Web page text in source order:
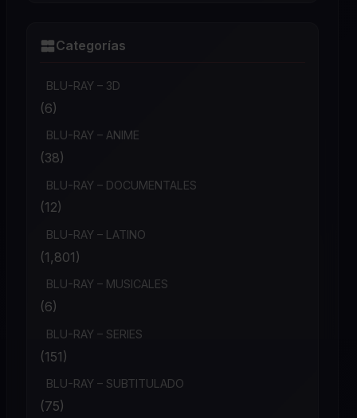
Categorías
BLU-RAY – 3D
(6)
BLU-RAY – ANIME
(38)
BLU-RAY – DOCUMENTALES
(12)
BLU-RAY – LATINO
(1,801)
BLU-RAY – MUSICALES
(6)
BLU-RAY – SERIES
(151)
BLU-RAY – SUBTITULADO
(75)